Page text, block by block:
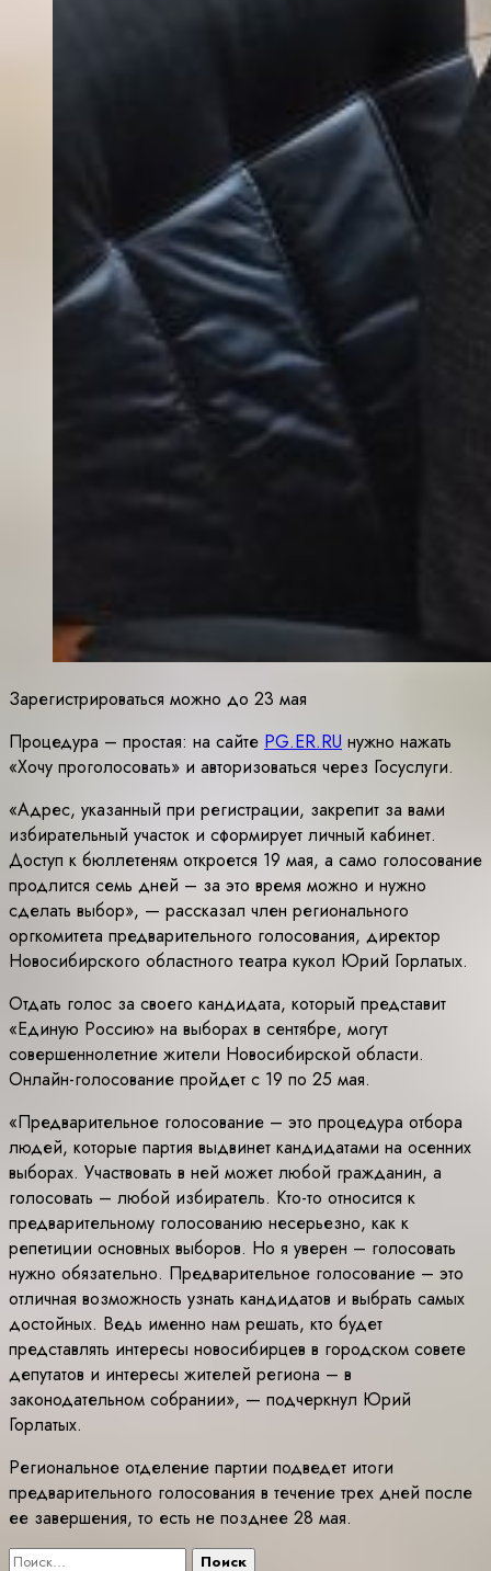
Зарегистрироваться можно до 23 мая
Процедура – простая: на сайте PG.ER.RU нужно нажать
«Хочу проголосовать» и авторизоваться через Госуслуги.
«Адрес, указанный при регистрации, закрепит за вами
избирательный участок и сформирует личный кабинет.
Доступ к бюллетеням откроется 19 мая, а само голосование
продлится семь дней – за это время можно и нужно
сделать выбор», — рассказал член регионального
оргкомитета предварительного голосования, директор
Новосибирского областного театра кукол Юрий Горлатых.
Отдать голос за своего кандидата, который представит
«Единую Россию» на выборах в сентябре, могут
совершеннолетние жители Новосибирской области.
Онлайн-голосование пройдет с 19 по 25 мая.
«Предварительное голосование – это процедура отбора
людей, которые партия выдвинет кандидатами на осенних
выборах. Участвовать в ней может любой гражданин, а
голосовать – любой избиратель. Кто-то относится к
предварительному голосованию несерьезно, как к
репетиции основных выборов. Но я уверен – голосовать
нужно обязательно. Предварительное голосование – это
отличная возможность узнать кандидатов и выбрать самых
достойных. Ведь именно нам решать, кто будет
представлять интересы новосибирцев в городском совете
депутатов и интересы жителей региона – в
законодательном собрании», — подчеркнул Юрий
Горлатых.
Региональное отделение партии подведет итоги
предварительного голосования в течение трех дней после
ее завершения, то есть не позднее 28 мая.
Найти: